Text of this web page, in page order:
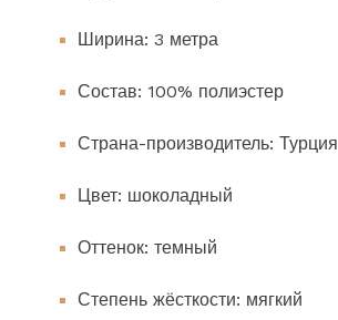
Ширина: 3 метра
Состав: 100% полиэстер
Страна-производитель: Турция
Цвет: шоколадный
Оттенок: темный
Степень жёсткости: мягкий